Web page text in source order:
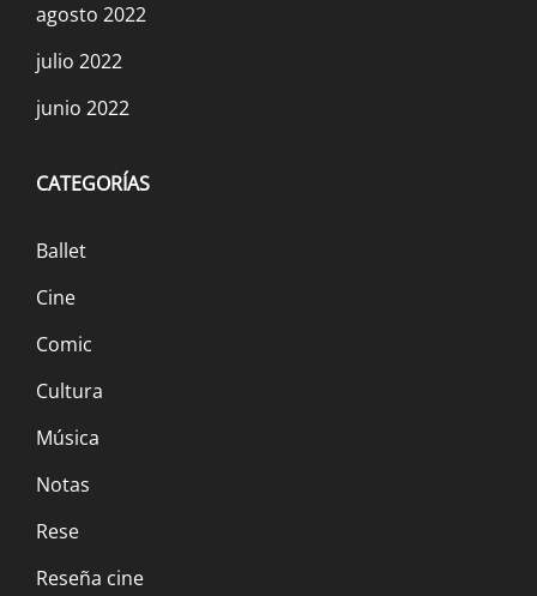
agosto 2022
julio 2022
junio 2022
CATEGORÍAS
Ballet
Cine
Comic
Cultura
Música
Notas
Rese
Reseña cine